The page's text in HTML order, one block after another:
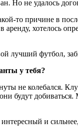
Но не удалось
то причине в
аренду, хотелось
лучший футбол,
у тебя?
не колебался.
будут
и